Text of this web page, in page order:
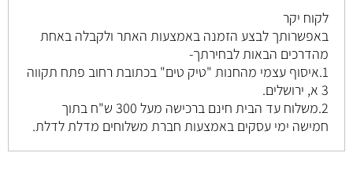
לקוח יקר
באפשרותך לבצע הזמנה באמצעות האתר ולקבלה באחת
מהדרכים הבאות לבחירתך-
1.איסוף עצמי מהחנות "טיק טים" בכתובת רחוב
פתח תקווה
3 א, ירושלים
.
2.משלוח עד הבית חינם ברכישה מעל 300 ש"ח בתוך
חמישה ימי עסקים באמצעות חברת משלוחים מדלת לדלת.